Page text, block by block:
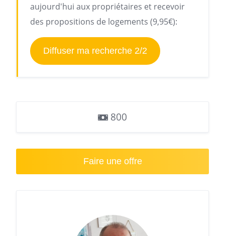
aujourd'hui aux propriétaires et recevoir
des propositions de logements (9,95€):
Diffuser ma recherche 2/2
800
Faire une offre